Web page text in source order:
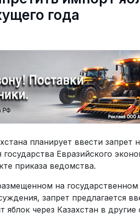
года
планирует ввести запрет
Евразийского
приказа ведомства.
на государственном
запрет предлагается
яблок через Казахстан в